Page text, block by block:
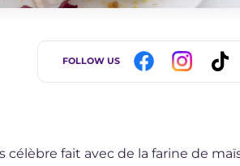
FOLLOW US
fait avec de la farine de